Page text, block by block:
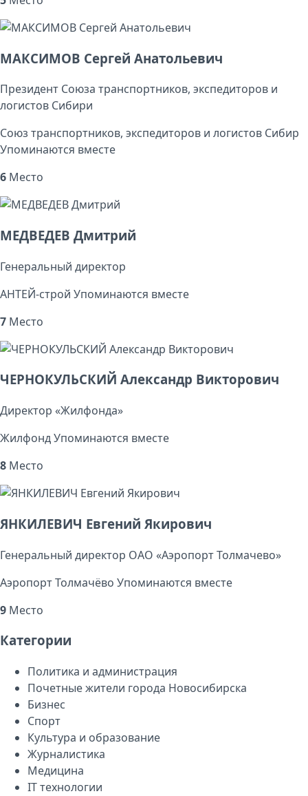
МАКСИМОВ Сергей Анатольевич
Президент Союза транспортников, экспедиторов и
логистов Сибири
Союз транспортников, экспедиторов и логистов Сибир
Упоминаются вместе
6 Место
МЕДВЕДЕВ Дмитрий
Генеральный директор
АНТЕЙ-строй Упоминаются вместе
7 Место
ЧЕРНОКУЛЬСКИЙ Александр Викторович
Директор «Жилфонда»
ЖилфондУпоминаются вместе
8 Место
ЯНКИЛЕВИЧ Евгений Якирович
Генеральный директор ОАО «Аэропорт Толмачево»
Аэропорт Толмачёво Упоминаются вместе
9 Место
Категории
Политика и администрация
Почетные жители города Новосибирска
Бизнес
Спорт
Культура и образование
Журналистика
Медицина
IT технологии